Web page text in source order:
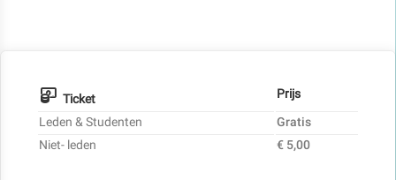
Ticket
Prijs
Leden & Studenten
Gratis
Niet- leden
€ 5,00